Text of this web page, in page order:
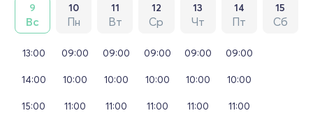
9
Вс
10
Пн
11
Вт
12
Ср
13
Чт
14
Пт
15
Сб
13:00
14:00
15:00
09:00
10:00
11:00
09:00
10:00
11:00
09:00
10:00
11:00
09:00
10:00
11:00
09:00
10:00
11:00